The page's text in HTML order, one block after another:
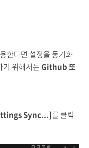
한다면 설정을 동기화
기 위해서는Github 또
Sync...]를 클릭